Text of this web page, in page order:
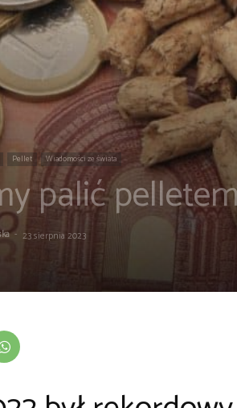
Pellet Wiadomości ze świata
palić
- 23 sierpnia 2023